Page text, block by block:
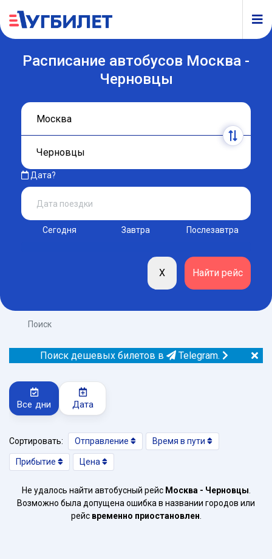
Расписание автобусов Москва -
Черновцы
Дата?
Сегодня Завтра Послезавтра
Поиск
Поиск дешевых билетов в Telegram.
Все дни Дата
Сортировать: Отправление Время в пути
Прибытие Цена
Не удалось найти автобусный рейс Москва - Черновцы
Возможно была допущена ошибка в названии городов или
рейс временно приостановлен